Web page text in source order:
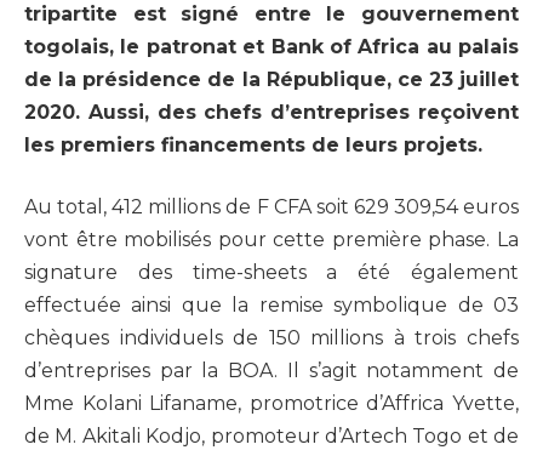
tripartite est signé entre le gouvernement
togolais, le patronat et Bank of Africa au palais
de la présidence de la République, ce 23 juillet
2020. Aussi, des chefs d’entreprises reçoivent
les premiers financements de leurs projets.
Au total, 412 millions de F CFA soit 629 309,54 euros
vont être mobilisés pour cette première phase. La
signature des time-sheets a été également
effectuée ainsi que la remise symbolique de 03
chèques individuels de 150 millions à trois chefs
d’entreprises par la BOA. Il s’agit notamment de
Mme Kolani Lifaname, promotrice d’Affrica Yvette,
de M. Akitali Kodjo, promoteur d’Artech Togo et de